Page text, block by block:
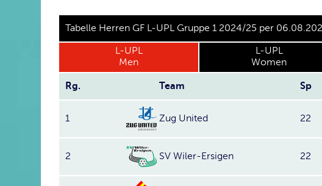
Tabelle Herren GF L-UPL Gruppe 1 2024/25 per
L-UPL
Men
L-UPL
Women
Rg. Team Sp
1 Zug United 22
2 SV Wiler-Ersigen 22